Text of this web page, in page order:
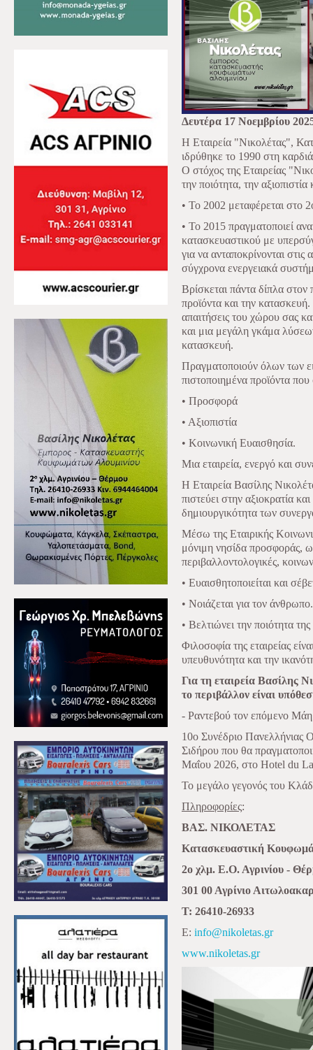
Δευτέρα 17 Νοεμβρίου
Η Εταιρεία "Νικολέτας",
ιδρύθηκε το 1990 στη
Ο στόχος της Εταιρείας
την ποιότητα, την
• Το 2002 μεταφέρεται στο
• Το 2015 πραγματοποιεί
κατασκευαστικού με
για να ανταποκρίνονται στις
σύγχρονα ενεργειακά
Βρίσκεται πάντα δίπλα στον
προϊόντα και την
απαιτήσεις του χώρου σας
και μια μεγάλη γκάμα
κατασκευή.
Πραγματοποιούν όλων των
πιστοποιημένα προϊόντα
• Προσφορά
• Αξιοπιστία
• Κοινωνική Ευαισθησία.
Μια εταιρεία, ενεργό και
Η Εταιρεία Βασίλης
πιστεύει στην αξιοκρατία
δημιουργικότητα των
Μέσω της Εταιρικής
μόνιμη νησίδα προσφοράς,
περιβαλλοντολογικές,
• Ευαισθητοποιείται και
• Νοιάζεται για τον άνθρωπο.
• Βελτιώνει την ποιότητα
Φιλοσοφία της εταιρείας
υπευθυνότητα και την
Για τη εταιρεία Βασίλης
το περιβάλλον είναι
- Ραντεβού τον επόμενο
10ο Συνέδριο Πανελλήνιας
Σιδήρου που θα
Μαΐου 2026, στο Ηotel du
Το μεγάλο γεγονός του
Πληροφορίες:
ΒΑΣ. ΝΙΚΟΛΕΤΑΣ
Κατασκευαστική
2ο χλμ. Ε.Ο. Αγρινίου -
301 00 Αγρίνιο
Τ: 26410-26933
Ε: info@nikoletas.gr
www.nikoletas.gr